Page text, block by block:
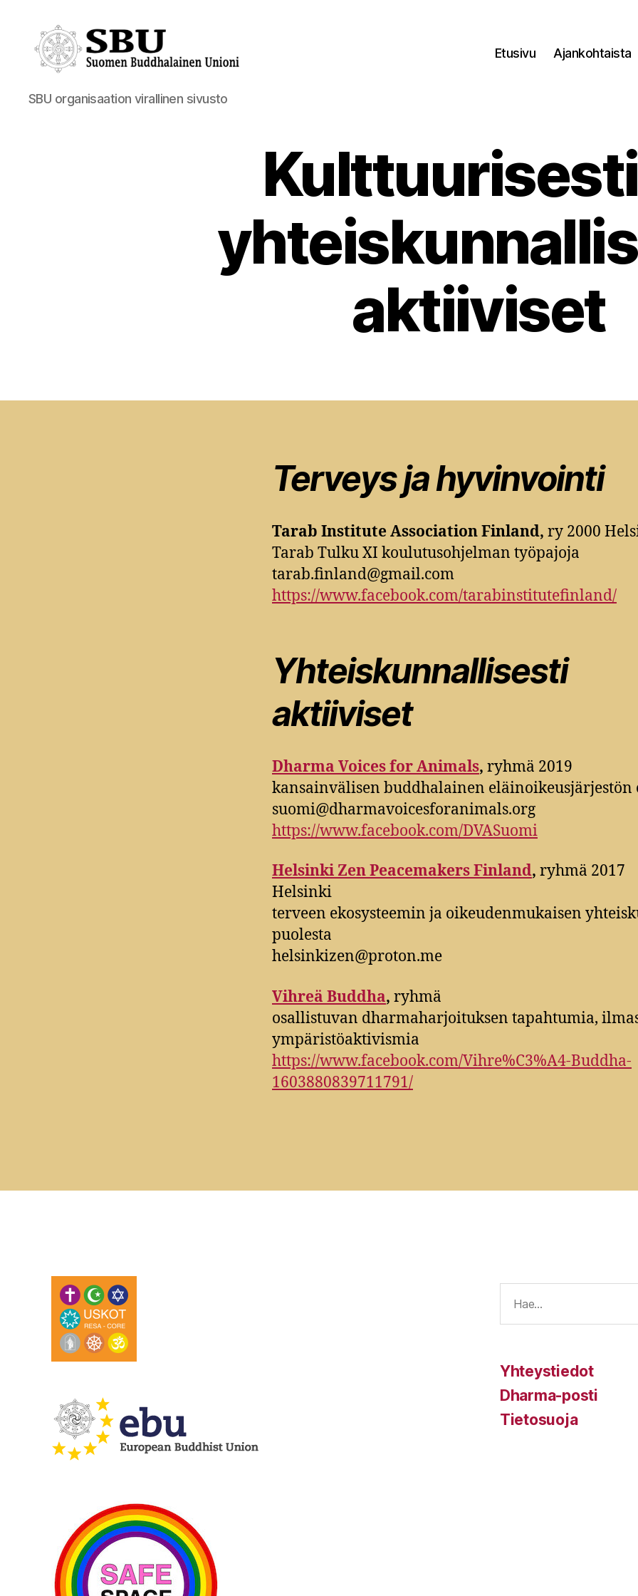
Suomen
Buddhalainen
SBU organisaation virallinen sivusto
Etusivu Ajankohtaista
aktiiviset
Terveys ja hyvinvointi
Tarab Institute Association Finland, ry 2000
Tarab Tulku XI koulutusohjelman työpajoja
tarab.finland@gmail.com
https://www.facebook.com/tarabinstitutefinland/
Yhteiskunnallisesti
aktiiviset
Dharma Voices for Animals, ryhmä 2019
kansainvälisen buddhalainen eläinoikeusjärjestön
suomi@dharmavoicesforanimals.org
https://www.facebook.com/DVASuomi
Helsinki Zen Peacemakers Finland, ryhmä 2017
Helsinki
terveen ekosysteemin ja oikeudenmukaisen
puolesta
helsinkizen@proton.me
Vihreä Buddha, ryhmä
osallistuvan dharmaharjoituksen tapahtumia,
ympäristöaktivismia
https://www.facebook.com/Vihre%C3%A4-Buddha-
1603880839711791/
Yhteystiedot
Dharma-posti
Tietosuoja